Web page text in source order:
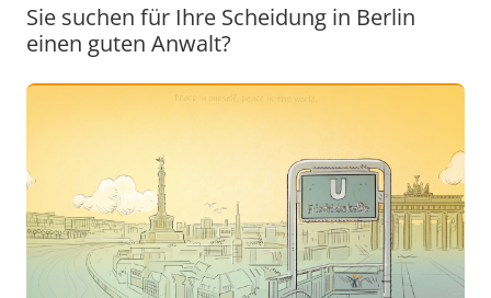
Sie suchen für Ihre Scheidung in Berlin
einen guten Anwalt?